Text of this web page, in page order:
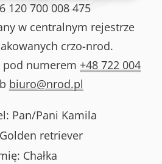
120 700 008 475
w centralnym rejestrze
crzo-nrod.
numerem +48 722 004
biuro@nrod.pl
Pan/Pani Kamila
Golden retriever
Chałka